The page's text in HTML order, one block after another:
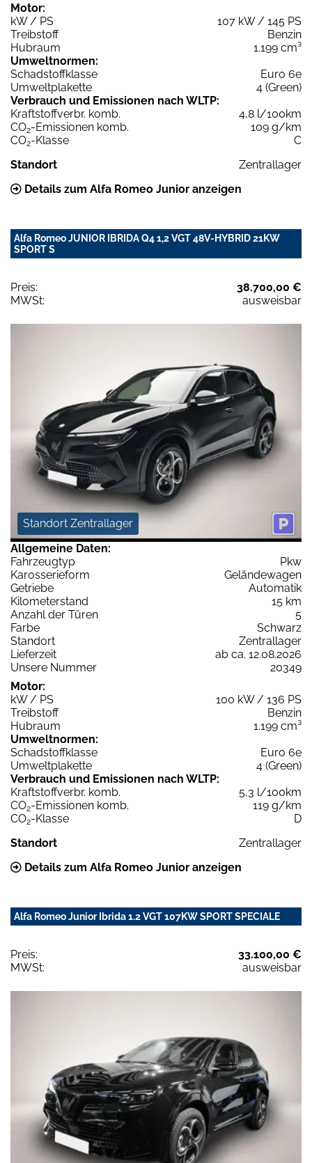
Motor:
kW / PS
107 kW / 145 PS
Treibstoff
Benzin
Hubraum
1.199 cm³
Umweltnormen:
Schadstoffklasse
Euro 6e
Umweltplakette
4 (Green)
Verbrauch und Emissionen nach WLTP:
Kraftstoffverbr. komb.
4,8 l/100km
CO2-Emissionen komb.
109 g/km
CO2-Klasse
C
Standort
Zentrallager
Details zum Alfa Romeo Junior anzeigen
Alfa Romeo JUNIOR IBRIDA Q4 1,2 VGT 48V-HYBRID 21KW
SPORT S
Preis:
38.700,00 €
MWSt:
ausweisbar
Standort Zentrallager
Allgemeine Daten:
Fahrzeugtyp
Pkw
Karosserieform
Geländewagen
Getriebe
Automatik
Kilometerstand
15 km
Anzahl der Türen
5
Farbe
Schwarz
Standort
Zentrallager
Lieferzeit
ab ca. 12.08.2026
Unsere Nummer
20349
Motor:
kW / PS
100 kW / 136 PS
Treibstoff
Benzin
Hubraum
1.199 cm³
Umweltnormen:
Schadstoffklasse
Euro 6e
Umweltplakette
4 (Green)
Verbrauch und Emissionen nach WLTP:
Kraftstoffverbr. komb.
5,3 l/100km
CO2-Emissionen komb.
119 g/km
CO2-Klasse
D
Standort
Zentrallager
Details zum Alfa Romeo Junior anzeigen
Alfa Romeo Junior Ibrida 1.2 VGT 107KW SPORT SPECIALE
Preis:
33.100,00 €
MWSt:
ausweisbar